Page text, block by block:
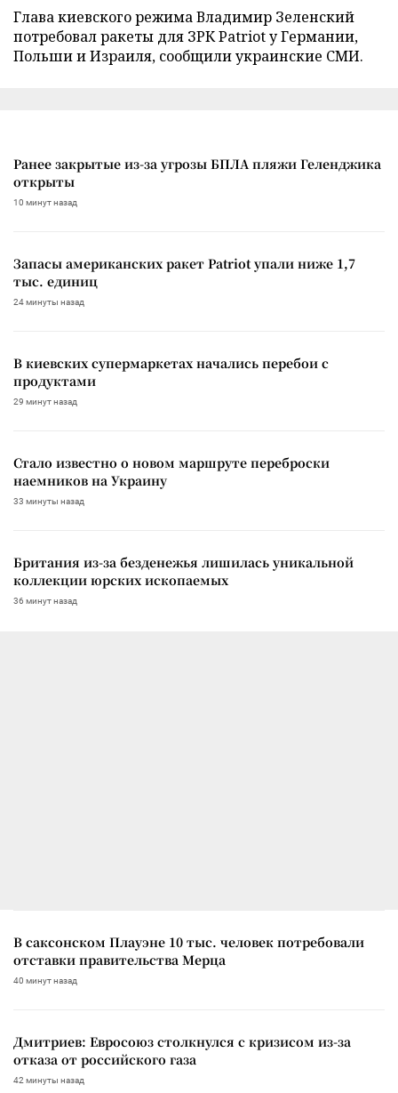
Глава киевского режима Владимир Зеленский
потребовал ракеты для ЗРК Patriot у Германии,
Польши и Израиля, сообщили украинские СМИ.
Ранее закрытые из-за угрозы БПЛА пляжи Геленджика
открыты
10 минут назад
Запасы американских ракет Patriot упали ниже 1,7
тыс. единиц
24 минуты назад
В киевских супермаркетах начались перебои с
продуктами
29 минут назад
Стало известно о новом маршруте переброски
наемников на Украину
33 минуты назад
Британия из-за безденежья лишилась уникальной
коллекции юрских ископаемых
36 минут назад
В саксонском Плауэне 10 тыс. человек потребовали
отставки правительства Мерца
40 минут назад
Дмитриев: Евросоюз столкнулся с кризисом из-за
отказа от российского газа
42 минуты назад